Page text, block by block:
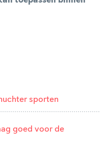
sporten
goed voor de